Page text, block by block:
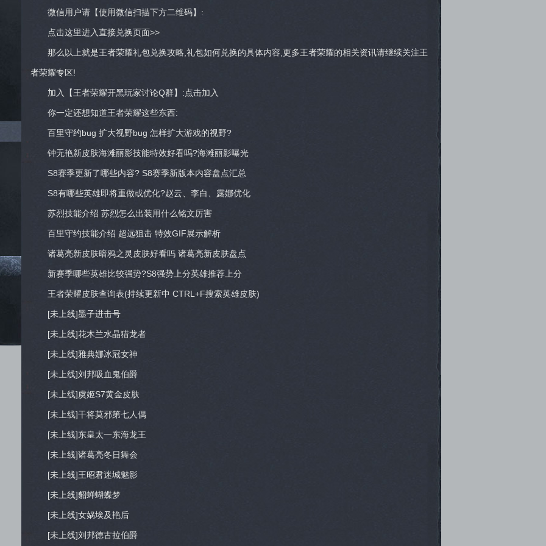
微信用户请【使用微信扫描下方二维码】:
点击这里进入直接兑换页面>>
那么以上就是王者荣耀礼包兑换攻略,礼包如何兑换的具体内容,更多王者荣耀的相关资讯请继续关注王
者荣耀专区!
加入【王者荣耀开黑玩家讨论Q群】:点击加入
你一定还想知道王者荣耀这些东西:
百里守约bug 扩大视野bug 怎样扩大游戏的视野?
钟无艳新皮肤海滩丽影技能特效好看吗?海滩丽影曝光
S8赛季更新了哪些内容? S8赛季新版本内容盘点汇总
S8有哪些英雄即将重做或优化?赵云、李白、露娜优化
苏烈技能介绍 苏烈怎么出装用什么铭文厉害
百里守约技能介绍 超远狙击 特效GIF展示解析
诸葛亮新皮肤暗鸦之灵皮肤好看吗 诸葛亮新皮肤盘点
新赛季哪些英雄比较强势?S8强势上分英雄推荐上分
王者荣耀皮肤查询表(持续更新中 CTRL+F搜索英雄皮肤)
[未上线]墨子进击号
[未上线]花木兰水晶猎龙者
[未上线]雅典娜冰冠女神
[未上线]刘邦吸血鬼伯爵
[未上线]虞姬S7黄金皮肤
[未上线]干将莫邪第七人偶
[未上线]东皇太一东海龙王
[未上线]诸葛亮冬日舞会
[未上线]王昭君迷城魅影
[未上线]貂蝉蝴蝶梦
[未上线]女娲埃及艳后
[未上线]刘邦德古拉伯爵